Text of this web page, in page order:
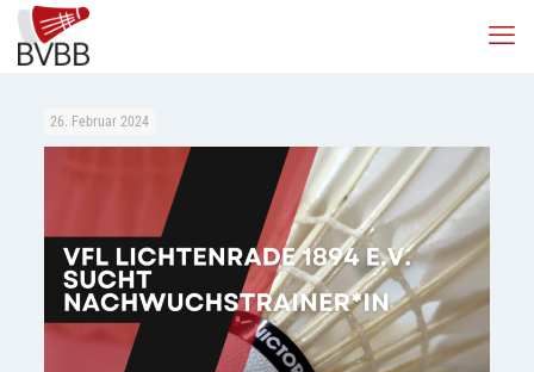
26. Februar 2024